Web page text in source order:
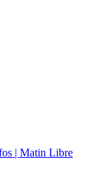
| Matin Libre